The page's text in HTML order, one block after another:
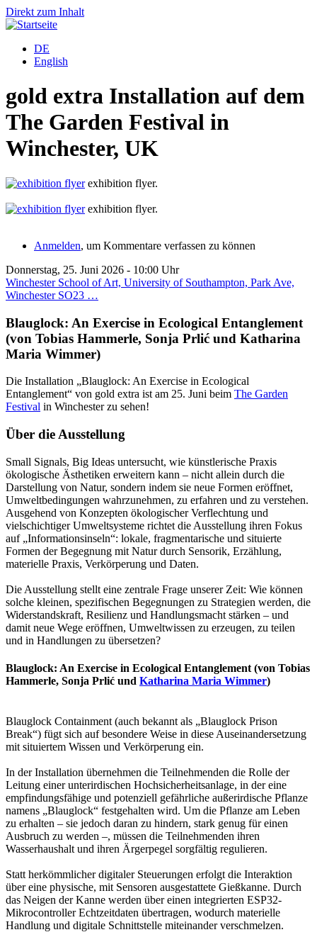
Direkt zum Inhalt
DE
English
gold extra Installation auf dem
The Garden Festival in
Winchester, UK
exhibition flyer.
exhibition flyer.
Anmelden, um Kommentare verfassen zu können
Donnerstag, 25. Juni 2026 - 10:00 Uhr
Winchester School of Art, University of Southampton, Park Ave,
Winchester SO23 …
Blauglock: An Exercise in Ecological Entanglement
(von Tobias Hammerle, Sonja Prlić und Katharina
Maria Wimmer)
Die Installation „Blauglock: An Exercise in Ecological
Entanglement“ von gold extra ist am 25. Juni beim The Garden
Festival in Winchester zu sehen!
Über die Ausstellung
Small Signals, Big Ideas untersucht, wie künstlerische Praxis
ökologische Ästhetiken erweitern kann – nicht allein durch die
Darstellung von Natur, sondern indem sie neue Formen eröffnet,
Umweltbedingungen wahrzunehmen, zu erfahren und zu verstehen.
Ausgehend von Konzepten ökologischer Verflechtung und
vielschichtiger Umweltsysteme richtet die Ausstellung ihren Fokus
auf „Informationsinseln“: lokale, fragmentarische und situierte
Formen der Begegnung mit Natur durch Sensorik, Erzählung,
materielle Praxis, Verkörperung und Daten.
Die Ausstellung stellt eine zentrale Frage unserer Zeit: Wie können
solche kleinen, spezifischen Begegnungen zu Strategien werden, die
Widerstandskraft, Resilienz und Handlungsmacht stärken – und
damit neue Wege eröffnen, Umweltwissen zu erzeugen, zu teilen
und in Handlungen zu übersetzen?
Blauglock: An Exercise in Ecological Entanglement (von Tobias
Hammerle, Sonja Prlić und Katharina Maria Wimmer)
Blauglock Containment (auch bekannt als „Blauglock Prison
Break“) fügt sich auf besondere Weise in diese Auseinandersetzung
mit situiertem Wissen und Verkörperung ein.
In der Installation übernehmen die Teilnehmenden die Rolle der
Leitung einer unterirdischen Hochsicherheitsanlage, in der eine
empfindungsfähige und potenziell gefährliche außerirdische Pflanze
namens „Blauglock“ festgehalten wird. Um die Pflanze am Leben
zu erhalten – sie jedoch daran zu hindern, stark genug für einen
Ausbruch zu werden –, müssen die Teilnehmenden ihren
Wasserhaushalt und ihren Ärgerpegel sorgfältig regulieren.
Statt herkömmlicher digitaler Steuerungen erfolgt die Interaktion
über eine physische, mit Sensoren ausgestattete Gießkanne. Durch
das Neigen der Kanne werden über einen integrierten ESP32-
Mikrocontroller Echtzeitdaten übertragen, wodurch materielle
Handlung und digitale Schnittstelle miteinander verschmelzen.